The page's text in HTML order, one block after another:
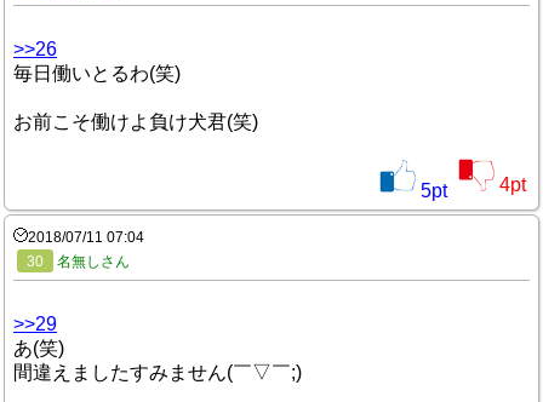
>>26
毎日働いとるわ(笑)
お前こそ働けよ負け犬君(笑)
5pt 4pt
2018/07/11 07:04
30
名無しさん
>>29
あ(笑)
間違えましたすみません(￣▽￣;)